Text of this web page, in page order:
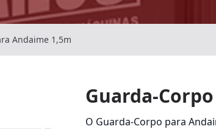
Andaime 1,5m
Guarda-
O Guarda-Corpo para